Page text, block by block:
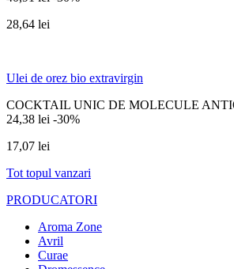
28,64 lei
Ulei de orez bio extravirgin
COCKTAIL UNIC DE MOLECULE
24,38 lei -30%
17,07 lei
Tot topul vanzari
PRODUCATORI
Aroma Zone
Avril
Curae